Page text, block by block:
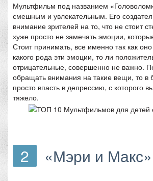
Мультфильм под названием
смешным и увлекательным. Его
внимание зрителей на то, что не стоит
хуже просто не замечать эмоции,
Стоит принимать, все именно так как
какого рода эти эмоции, то ли
отрицательные, совершенно не важно.
обращать внимания на такие вещи, то
просто впасть в депрессию, с которого
тяжело.
2 «Мэри и Макс»